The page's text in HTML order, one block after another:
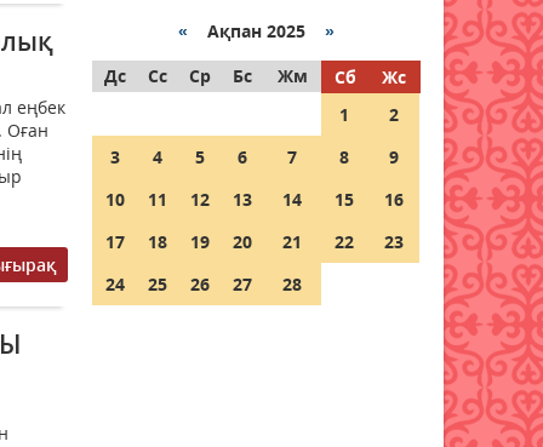
еңбек
Оған
Рақымшылық: Қазақстанда
қанша адам бостандыққа
05 тамыз 2026 ж. 133
қаржыландыруды
қадағалайтын платформа
іске қосылды
« Ақпан 2025 »
Дс
Сс Ср Бс Жм Сб
Жс
1
2
3
4 5 6 7 8
9
10
11 12 13 14 15
16
17
18 19 20 21 22
23
24
25 26 27 28